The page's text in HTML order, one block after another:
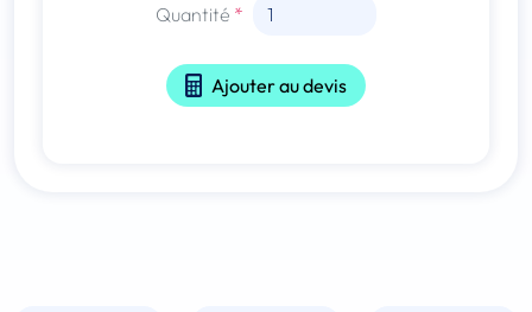
Quantité
Ajouter au devis